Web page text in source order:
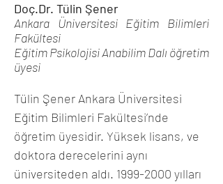
Doç.Dr. Tülin Şener
Ankara Üniversitesi Eğitim Bilimleri
Fakültesi
Eğitim Psikolojisi Anabilim Dalı öğretim
üyesi
Tülin Şener Ankara Üniversitesi
Eğitim Bilimleri Fakültesi’nde
öğretim üyesidir. Yüksek lisans, ve
doktora derecelerini aynı
üniversiteden aldı. 1999-2000 yılları